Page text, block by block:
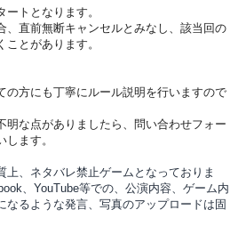
ートとなります。
、直前無断キャンセルとみなし、該当回の
ことがあります。
の方にも丁寧にルール説明を行いますので
明な点がありましたら、問い合わせフォー
します。
上、ネタバレ禁止ゲームとなっておりま
、YouTube等での、 公演内容、 ゲーム内
なるような発言、写真のアップロードは固